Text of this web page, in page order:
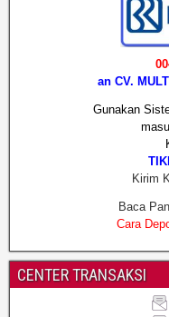
an CV.
Gunakan
Kirim
Baca
Cara
CENTER TRANSAKSI